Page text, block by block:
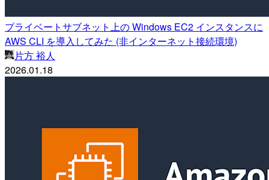
プライベートサブネット上の Windows EC2 インスタンスに
AWS CLI を導入してみた (非インターネット接続環境)
片方 裕人
2026.01.18